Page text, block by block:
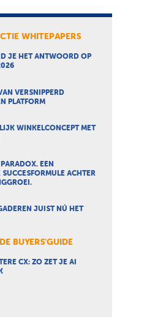
WHITEPAPERS
JE HET ANTWOORD OP
VERSNIPPERD
PLATFORM
WINKELCONCEPT MET
EEN
ACHTER
JUIST NÚ HET
BUYERS'GUIDE
CX: ZO ZET JE AI